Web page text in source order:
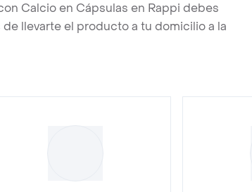
Calcio en Cápsulas en Rappi debes
llevarte el producto a tu domicilio a la